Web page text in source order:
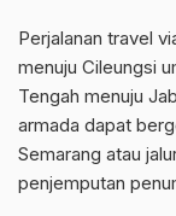
Perjalanan travel
menuju Cileungsi
Tengah menuju
armada dapat
Semarang atau
penjemputan